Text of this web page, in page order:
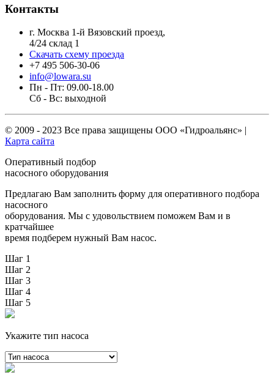
Контакты
г. Москва 1-й Вязовский проезд,
4/24 склад 1
Скачать схему проезда
+7 495 506-30-06
info@lowara.su
Пн - Пт: 09.00-18.00
Сб - Вс: выходной
© 2009 - 2023 Все права защищены ООО «Гидроальянс» |
Карта сайта
Оперативный подбор
насосного оборудования
Предлагаю Вам заполнить форму для оперативного подбора
насосного
оборудования. Мы с удовольствием поможем Вам и в
кратчайшее
время подберем нужный Вам насос.
Шаг 1
Шаг 2
Шаг 3
Шаг 4
Шаг 5
Укажите тип насоса